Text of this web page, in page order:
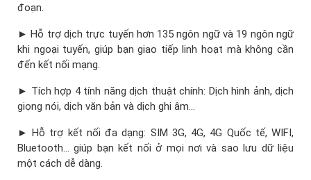
đoạn.
► Hỗ trợ dịch trực tuyến hơn 135 ngôn ngữ và 19 ngôn ngữ
khi ngoại tuyến, giúp bạn giao tiếp linh hoạt mà không cần
đến kết nối mạng.
► Tích hợp 4 tính năng dịch thuật chính: Dịch hình ảnh, dịch
giọng nói, dịch văn bản và dịch ghi âm…
► Hỗ trợ kết nối đa dạng: SIM 3G, 4G, 4G Quốc tế, WIFI,
Bluetooth… giúp bạn kết nối ở mọi nơi và sao lưu dữ liệu
một cách dễ dàng.